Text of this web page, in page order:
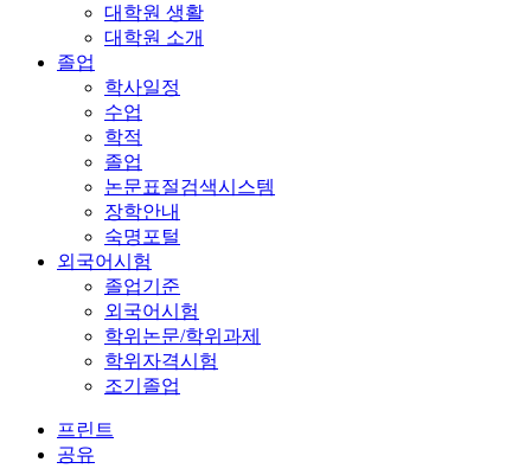
대학원 생활
대학원 소개
졸업
학사일정
수업
학적
졸업
논문표절검색시스템
장학안내
숙명포털
외국어시험
졸업기준
외국어시험
학위논문/학위과제
학위자격시험
조기졸업
프린트
공유